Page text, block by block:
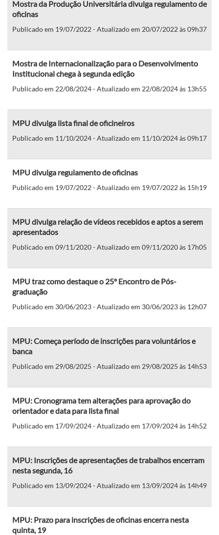
Mostra da Produção Universitária divulga regulamento de
oficinas
Publicado em 19/07/2022 - Atualizado em 20/07/2022 às 09h37
Mostra de Internacionalização para o Desenvolvimento
Institucional chega à segunda edição
Publicado em 22/08/2024 - Atualizado em 22/08/2024 às 13h55
MPU divulga lista final de oficineiros
Publicado em 11/10/2024 - Atualizado em 11/10/2024 às 09h17
MPU divulga regulamento de oficinas
Publicado em 19/07/2022 - Atualizado em 19/07/2022 às 15h19
MPU divulga relação de vídeos recebidos e aptos a serem
apresentados
Publicado em 09/11/2020 - Atualizado em 09/11/2020 às 17h05
MPU traz como destaque o 25º Encontro de Pós-
graduação
Publicado em 30/06/2023 - Atualizado em 30/06/2023 às 12h07
MPU: Começa período de inscrições para voluntários e
banca
Publicado em 29/08/2025 - Atualizado em 29/08/2025 às 14h53
MPU: Cronograma tem alterações para aprovação do
orientador e data para lista final
Publicado em 17/09/2024 - Atualizado em 17/09/2024 às 14h52
MPU: Inscrições de apresentações de trabalhos encerram
nesta segunda, 16
Publicado em 13/09/2024 - Atualizado em 13/09/2024 às 14h49
MPU: Prazo para inscrições de oficinas encerra nesta
quinta, 19